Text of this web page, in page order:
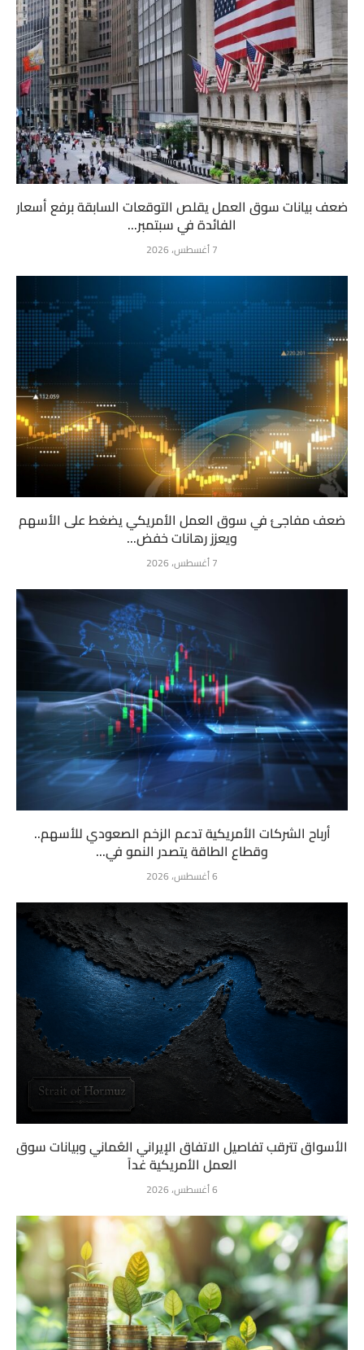
ضعف بيانات سوق العمل يقلص التوقعات السابقة برفع أسعار
الفائدة في سبتمبر...
7 أغسطس، 2026
ضعف مفاجئ في سوق العمل الأمريكي يضغط على الأسهم
ويعزز رهانات خفض...
7 أغسطس، 2026
أرباح الشركات الأمريكية تدعم الزخم الصعودي للأسهم..
وقطاع الطاقة يتصدر النمو في...
6 أغسطس، 2026
الأسواق تترقب تفاصيل الاتفاق الإيراني العُماني وبيانات سوق
العمل الأمريكية غداً
6 أغسطس، 2026